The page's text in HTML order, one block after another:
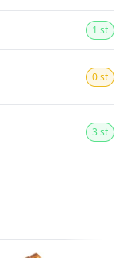
1 st
0 st
3 st